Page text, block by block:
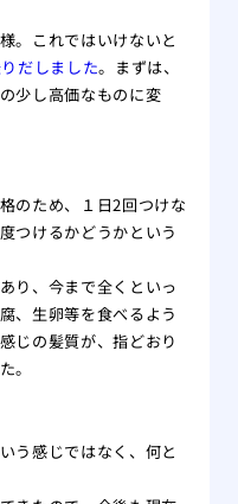
。これではいけないと
だしました。まずは、
少し高価なものに変
のため、１日2回つけな
つけるかどうかという
り、今まで全くといっ
、生卵等を食べるよう
じの髪質が、指どおり
。
う感じではなく、何と